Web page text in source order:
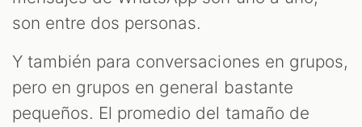
son entre dos personas.
Y también para conversaciones en grupos,
pero en grupos en general bastante
pequeños. El promedio del tamaño de